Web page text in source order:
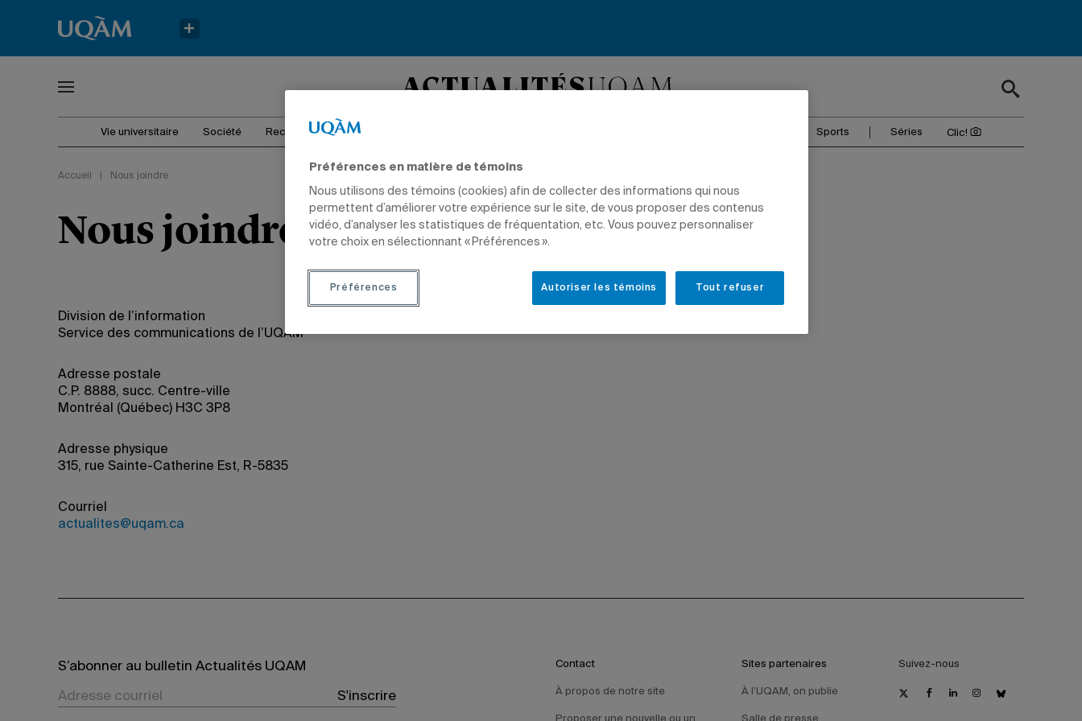
Vie universitaire Société Recherche Innovation Sports Séries Clic!
Accueil Nous joindre
Nous joindre
Division de l’information
Service des communications de l’UQAM
Adresse postale
C.P. 8888, succ. Centre-ville
Montréal (Québec) H3C 3P8
Adresse physique
315, rue Sainte-Catherine Est, R-5835
Courriel
actualites@uqam.ca
S’abonner au bulletin Actualités UQAM
S'inscrire
Contact
À propos de notre site
Sites partenaires
À l’UQAM, on publie
Suivez-nous
Préférences en matière de témoins
Nous utilisons des témoins (cookies) afin de collecter des informations qui nous
permettent d’améliorer votre expérience sur le site, de vous proposer des contenus
vidéo, d’analyser les statistiques de fréquentation, etc. Vous pouvez personnaliser
votre choix en sélectionnant « Préférences ».
Tout refuser
Autoriser les témoins
Préférences